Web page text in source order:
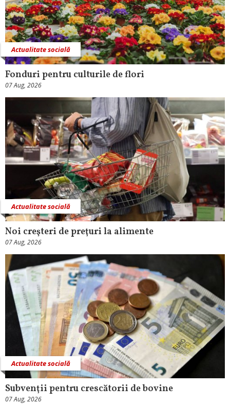
Actualitate socială
Fonduri pentru culturile de flori
07 Aug, 2026
Actualitate socială
Noi creşteri de preţuri la alimente
07 Aug, 2026
Actualitate socială
Subvenţii pentru crescătorii de bovine
07 Aug, 2026